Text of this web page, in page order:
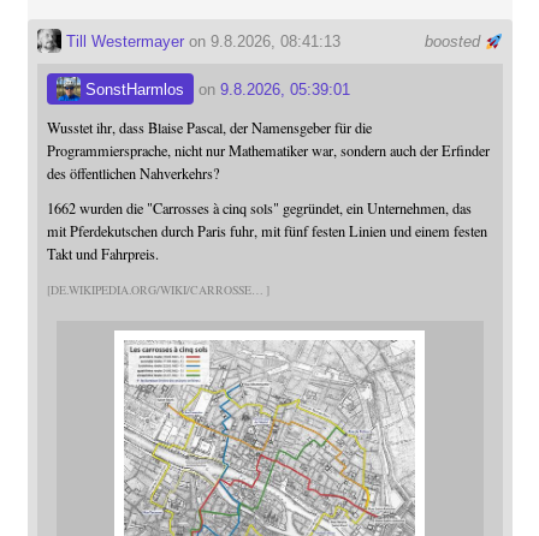
boosted
Till Westermayeron 9.8.2026, 08:41:13
SonstHarmlos on 9.8.2026, 05:39:01
Wusstet ihr, dass Blaise Pascal, der Namensgeber für die
Programmiersprache, nicht nur Mathematiker war, sondern auch der Erfinder
des öffentlichen Nahverkehrs?
1662 wurden die "Carrosses à cinq sols" gegründet, ein Unternehmen, das
mit Pferdekutschen durch Paris fuhr, mit fünf festen Linien und einem festen
Takt und Fahrpreis.
DE.WIKIPEDIA.ORG/WIKI/CARROSSE